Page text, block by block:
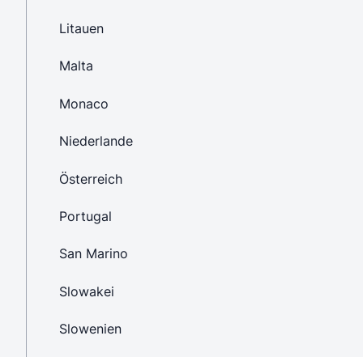
Litauen
Malta
Monaco
Niederlande
Österreich
Portugal
San Marino
Slowakei
Slowenien